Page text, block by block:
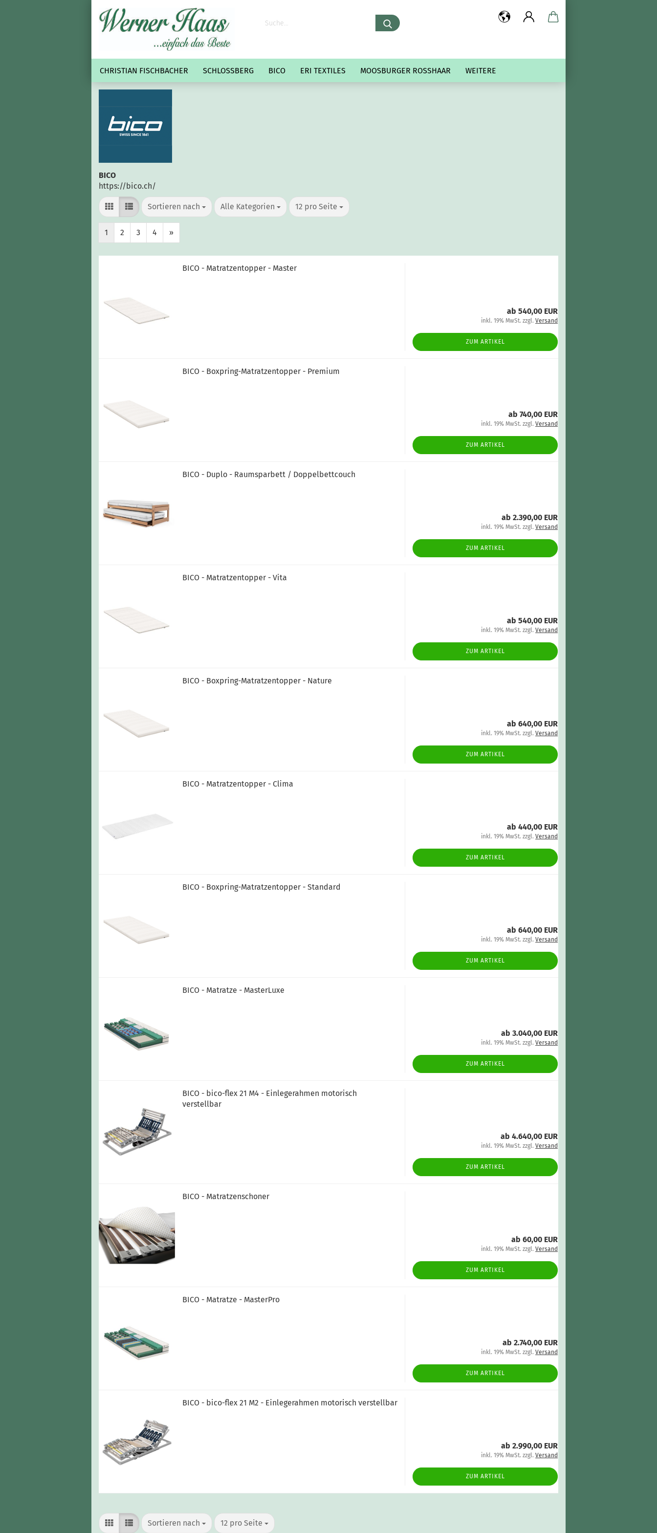
CHRISTIAN FISCHBACHER SCHLOSSBERG BICO ERI TEXTILES MOOSBURGER ROSSHAAR WEITERE
BICO
https://bico.ch/
Sortieren nach Alle Kategorien 12 pro Seite
1 2 3 4 »
BICO - Matratzentopper - Master
ab 540,00 EUR
inkl. 19% MwSt. zzgl. Versand
ZUM ARTIKEL
BICO - Boxpring-Matratzentopper - Premium
ab 740,00 EUR
inkl. 19% MwSt. zzgl. Versand
ZUM ARTIKEL
BICO - Duplo - Raumsparbett / Doppelbettcouch
ab 2.390,00 EUR
inkl. 19% MwSt. zzgl. Versand
ZUM ARTIKEL
BICO - Matratzentopper - Vita
ab 540,00 EUR
inkl. 19% MwSt. zzgl. Versand
ZUM ARTIKEL
BICO - Boxpring-Matratzentopper - Nature
ab 640,00 EUR
inkl. 19% MwSt. zzgl. Versand
ZUM ARTIKEL
BICO - Matratzentopper - Clima
ab 440,00 EUR
inkl. 19% MwSt. zzgl. Versand
ZUM ARTIKEL
BICO - Boxpring-Matratzentopper - Standard
ab 640,00 EUR
inkl. 19% MwSt. zzgl. Versand
ZUM ARTIKEL
BICO - Matratze - MasterLuxe
ab 3.040,00 EUR
inkl. 19% MwSt. zzgl. Versand
ZUM ARTIKEL
BICO - bico-flex 21 M4 - Einlegerahmen motorisch
verstellbar
ab 4.640,00 EUR
inkl. 19% MwSt. zzgl. Versand
ZUM ARTIKEL
BICO - Matratzenschoner
ab 60,00 EUR
inkl. 19% MwSt. zzgl. Versand
ZUM ARTIKEL
BICO - Matratze - MasterPro
ab 2.740,00 EUR
inkl. 19% MwSt. zzgl. Versand
ZUM ARTIKEL
BICO - bico-flex 21 M2 - Einlegerahmen motorisch verstellbar
ab 2.990,00 EUR
inkl. 19% MwSt. zzgl. Versand
ZUM ARTIKEL
Sortieren nach 12 pro Seite